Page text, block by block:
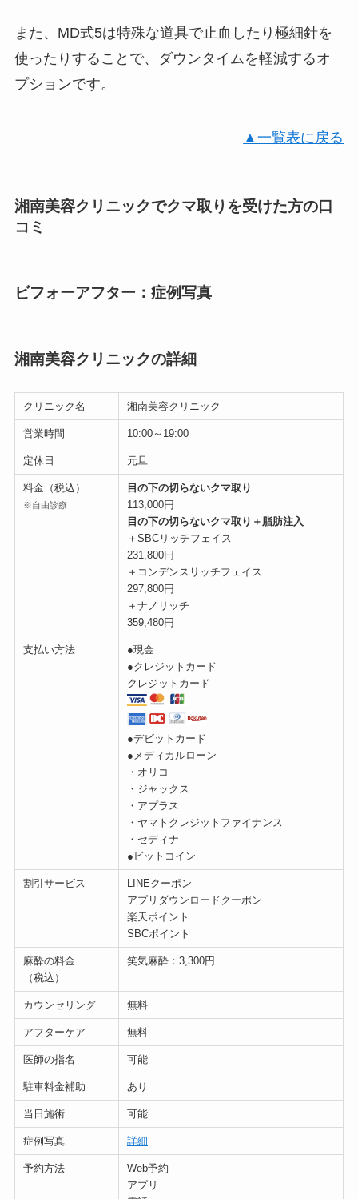
また、MD式5は特殊な道具で止血したり極細針を
使ったりすることで、ダウンタイムを軽減するオ
プションです。
▲一覧表に戻る
湘南美容クリニックでクマ取りを受けた方の口
コミ
ビフォーアフター：症例写真
湘南美容クリニックの詳細
クリニック名 湘南美容クリニック
営業時間 10:00～19:00
定休日 元旦
料金（税込）
※自由診療
目の下の切らないクマ取り
113,000円
目の下の切らないクマ取り＋脂肪注入
＋SBCリッチフェイス
231,800円
＋コンデンスリッチフェイス
297,800円
＋ナノリッチ
359,480円
支払い方法
●現金
●クレジットカード
クレジットカード
●デビットカード
●メディカルローン
・オリコ
・ジャックス
・アプラス
・ヤマトクレジットファイナンス
・セディナ
●ビットコイン
割引サービス
LINEクーポン
アプリダウンロードクーポン
楽天ポイント
SBCポイント
麻酔の料金
（税込）
笑気麻酔：3,300円
カウンセリング 無料
アフターケア 無料
医師の指名 可能
駐車料金補助 あり
当日施術 可能
症例写真 詳細
予約方法
Web予約
アプリ